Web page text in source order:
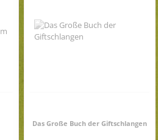
Das Große Buch der Giftschlangen